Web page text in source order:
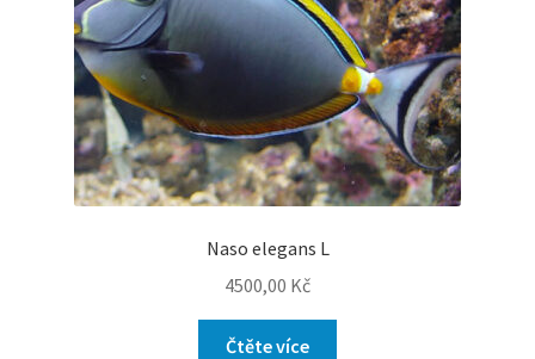
Naso elegans L
4500,00 Kč
Čtěte více